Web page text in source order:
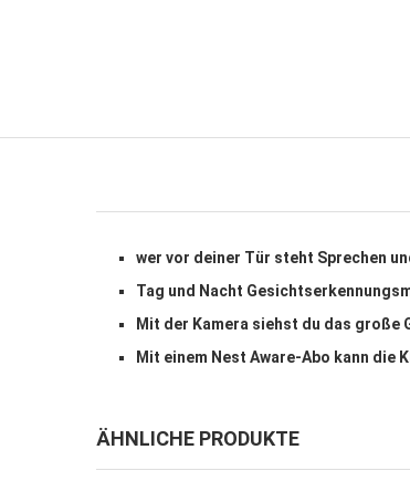
wer vor deiner Tür steht Sprechen
Tag und Nacht
Mit der Kamera siehst du das große
Mit einem Nest Aware-Abo kann die
ÄHNLICHE PRODUKTE